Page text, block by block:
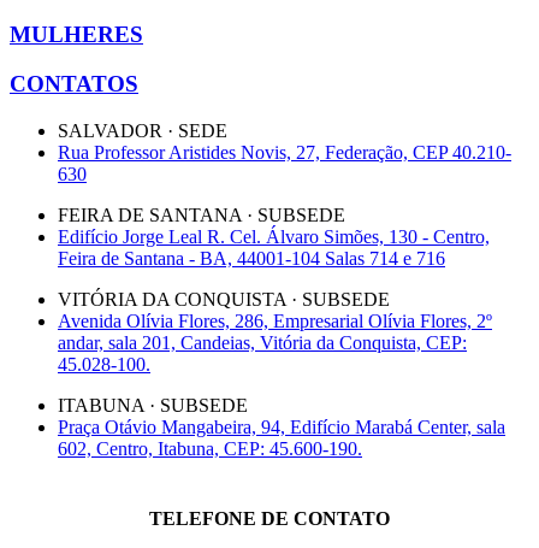
MULHERES
CONTATOS
SALVADOR · SEDE
Rua Professor Aristides Novis, 27, Federação, CEP 40.210-
630
FEIRA DE SANTANA · SUBSEDE
Edifício Jorge Leal R. Cel. Álvaro Simões, 130 - Centro,
Feira de Santana - BA, 44001-104 Salas 714 e 716
VITÓRIA DA CONQUISTA · SUBSEDE
Avenida Olívia Flores, 286, Empresarial Olívia Flores, 2º
andar, sala 201, Candeias, Vitória da Conquista, CEP:
45.028-100.
ITABUNA · SUBSEDE
Praça Otávio Mangabeira, 94, Edifício Marabá Center, sala
602, Centro, Itabuna, CEP: 45.600-190.
TELEFONE DE CONTATO